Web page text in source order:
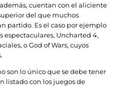
cuentan con el aliciente
del que muchos
partido. Es el caso por ejemplo
espectaculares, Uncharted 4,
o God of Wars, cuyos
son lo único que se debe tener
listado con los juegos de